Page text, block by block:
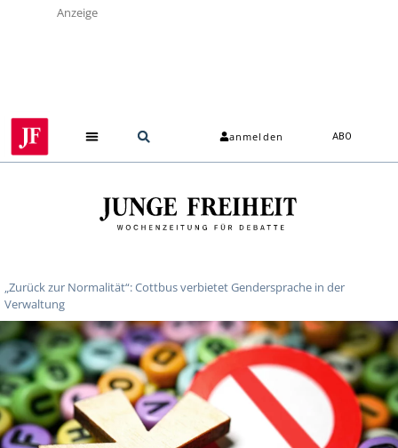
Anzeige
anmelden ABO
„Zurück zur Normalität“: Cottbus verbietet Gendersprache in der
Verwaltung